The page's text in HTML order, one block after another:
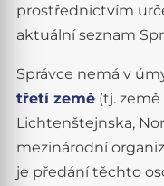
prostřednictvím
aktuální seznam
Správce nemá v
třetí země(tj. země
Lichtenštejnska,
mezinárodní
je předání těchto